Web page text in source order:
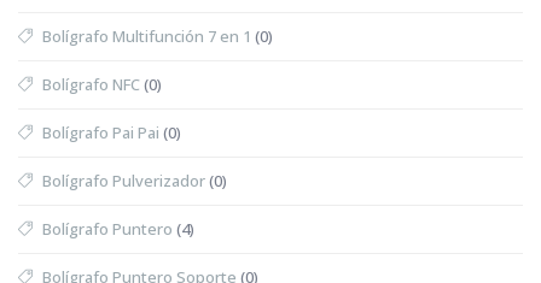
Bolígrafo Multifunción 7 en 1 (0)
Bolígrafo NFC(0)
Bolígrafo Pai Pai (0)
Bolígrafo Pulverizador(0)
Bolígrafo Puntero (4)
Bolígrafo Puntero Soporte (0)